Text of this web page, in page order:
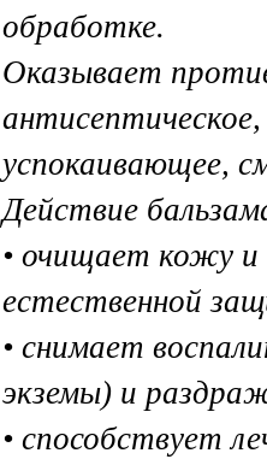
обработке.
Оказывает
успокаивающее,
Действие
• очищает кожу и
естественной
• снимает
экземы) и
• способствует